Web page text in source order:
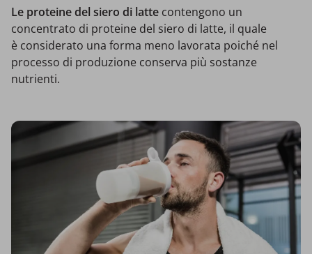
Le proteine del siero di latte contengono un
concentrato di proteine del siero di latte, il quale
è considerato una forma meno lavorata poiché nel
processo di produzione conserva più sostanze
nutrienti.